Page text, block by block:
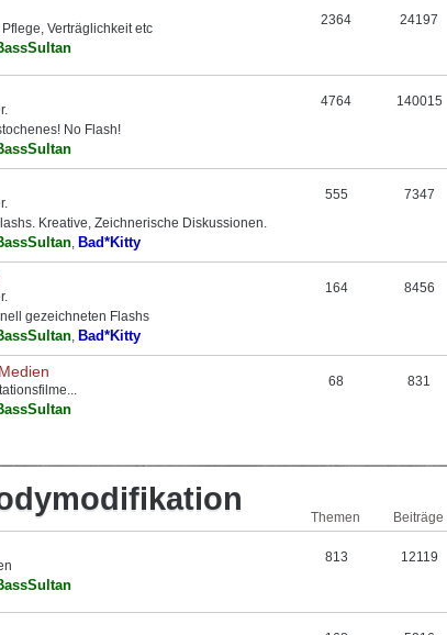
Verträglichkeit etc
2364 24197
No Flash!
4764 140015
Kreative, Zeichnerische Diskussionen.
, Bad*Kitty
555 7347
gezeichneten Flashs
, Bad*Kitty
164 8456
68 831
Themen Beiträge
813 12119